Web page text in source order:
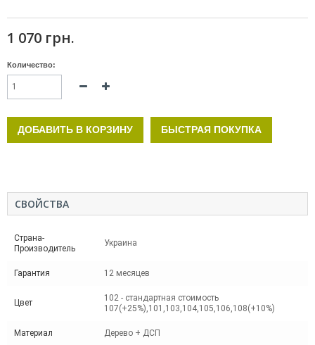
1 070 грн.
Количество:
ДОБАВИТЬ В КОРЗИНУ БЫСТРАЯ ПОКУПКА
СВОЙСТВА
Страна-
Производитель
Украина
Гарантия 12 месяцев
Цвет
102 - стандартная стоимость
107(+25%),101,103,104,105,106,108(+10%)
Материал Дерево + ДСП